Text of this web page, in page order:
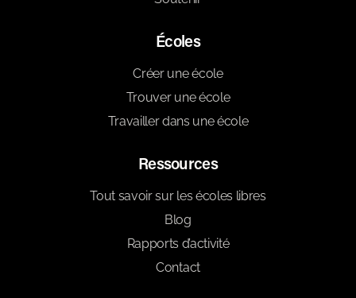
Écoles
Créer une école
Trouver une école
Travailler dans une école
Ressources
Tout savoir sur les écoles libres
Blog
Rapports d’activité
Contact